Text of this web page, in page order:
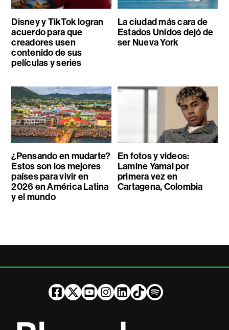
Disney y TikTok logran
acuerdo para que
creadores usen
contenido de sus
películas y series
La ciudad más cara de
Estados Unidos dejó de
ser Nueva York
¿Pensando en mudarte?
Estos son los mejores
países para vivir en
2026 en América Latina
y el mundo
En fotos y videos:
Lamine Yamal por
primera vez en
Cartagena, Colombia